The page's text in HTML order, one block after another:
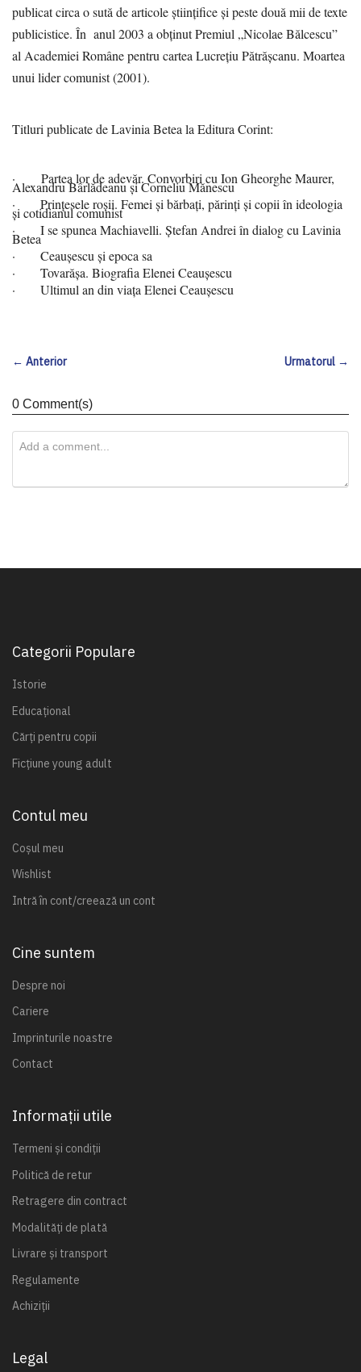
publicat circa o sută de articole științifice și peste două mii de texte
publicistice. În anul 2003 a obținut Premiul „Nicolae Bălcescu”
al Academiei Române pentru cartea Lucrețiu Pătrășcanu. Moartea
unui lider comunist (2001).
Titluri publicate de Lavinia Betea la Editura Corint:
· Partea lor de adevăr. Convorbiri cu Ion Gheorghe Maurer,
Alexandru Bârlădeanu și Corneliu Mănescu
· Prințesele roșii. Femei și bărbați, părinți și copii în ideologia
și cotidianul comunist
· I se spunea Machiavelli. Ștefan Andrei în dialog cu Lavinia
Betea
· Ceaușescu și epoca sa
· Tovarășa. Biografia Elenei Ceaușescu
· Ultimul an din viața Elenei Ceaușescu
← Anterior Urmatorul →
0 Comment(s)
Categorii Populare
Istorie
Educațional
Cărți pentru copii
Ficțiune young adult
Contul meu
Coșul meu
Wishlist
Intră în cont/creează un cont
Cine suntem
Despre noi
Cariere
Imprinturile noastre
Contact
Informații utile
Termeni și condiții
Politică de retur
Retragere din contract
Modalități de plată
Livrare și transport
Regulamente
Achiziții
Legal